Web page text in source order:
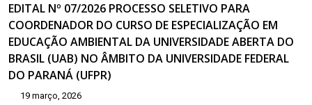
EDITAL Nº 07/2026 PROCESSO SELETIVO PARA
COORDENADOR DO CURSO DE ESPECIALIZAÇÃO EM
EDUCAÇÃO AMBIENTAL DA UNIVERSIDADE ABERTA DO
BRASIL (UAB) NO ÂMBITO DA UNIVERSIDADE FEDERAL
DO PARANÁ (UFPR)
19 março, 2026